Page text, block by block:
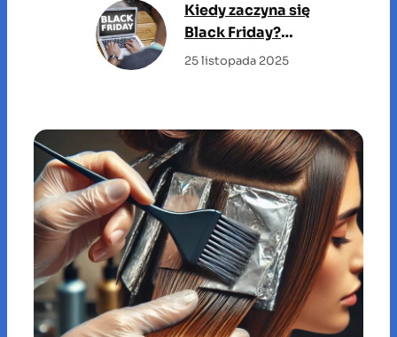
Kiedy zaczyna się
Black Friday?
Sprawdź, kiedy
25 listopada 2025